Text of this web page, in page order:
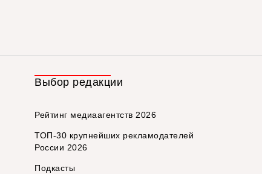
Выбор редакции
Рейтинг медиаагентств 2026
ТОП-30 крупнейших рекламодателей
России 2026
Подкасты